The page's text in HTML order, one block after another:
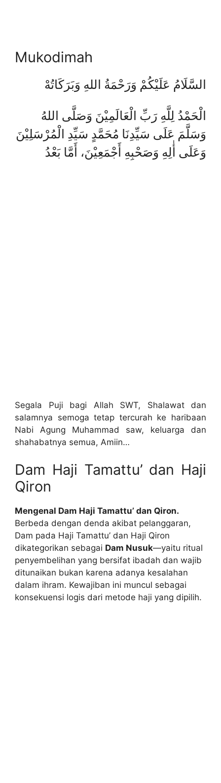
Mukodimah
السَّلَامُ عَلَيْكُمْ وَرَحْمَةُ اللهِ وَبَرَكَاتُهْ
الْحَمْدُ لِلَّهِ رَبِّ الْعَالَمِيْنَ وَصَلَّى اللهُ
وَسَلَّمَ عَلَى سَيِّدِنَا مُحَمَّدٍ سَيِّدِ الْمُرْسَلِيْنَ
وَعَلَى أٰلِهِ وَصَحْبِهِ أَجْمَعِيْنَ، أَمَّا بَعْدُ
Segala Puji bagi Allah SWT, Shalawat dan
salamnya semoga tetap tercurah ke haribaan
Nabi Agung Muhammad saw, keluarga dan
shahabatnya semua, Amiin…
Dam Haji Tamattu’ dan Haji
Qiron
Mengenal Dam Haji Tamattu’ dan Qiron.
Berbeda dengan denda akibat pelanggaran,
Dam pada Haji Tamattu’ dan Haji Qiron
dikategorikan sebagai Dam Nusuk—yaitu ritual
penyembelihan yang bersifat ibadah dan wajib
ditunaikan bukan karena adanya kesalahan
dalam ihram. Kewajiban ini muncul sebagai
konsekuensi logis dari metode haji yang dipilih.